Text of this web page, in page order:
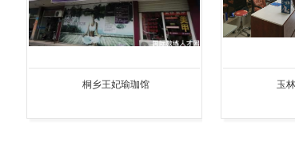
桐乡王妃瑜珈馆 玉